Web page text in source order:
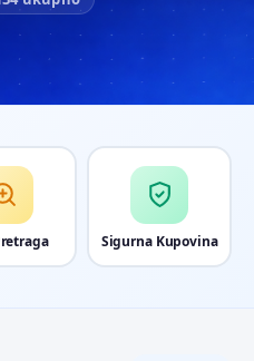
Sigurna Kupovina